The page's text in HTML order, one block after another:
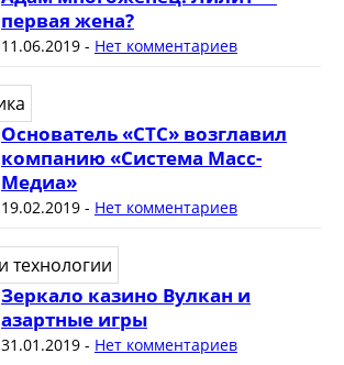
первая жена?
11.06.2019- Нет комментариев
Основатель «СТС» возглавил
компанию «Система Масс-
Медиа»
19.02.2019- Нет комментариев
Зеркало казино Вулкан и
азартные игры
31.01.2019- Нет комментариев